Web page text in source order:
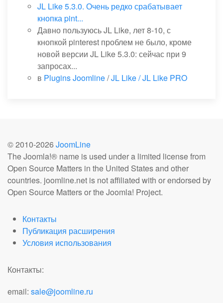
JL Like 5.3.0. Очень редко срабатывает
кнопка pint...
Давно пользуюсь JL Like, лет 8-10, с
кнопкой pinterest проблем не было, кроме
новой версии JL Like 5.3.0: сейчас при 9
запросах...
в Plugins Joomline/JL Like / JL Like PRO
© 2010-2026 JoomLine
The Joomla!® name is used under a limited license from
Open Source Matters in the United States and other
countries. joomline.net is not affiliated with or endorsed by
Open Source Matters or the Joomla! Project.
Контакты
Публикация расширения
Условия использования
Контакты:
email: sale@joomline.ru